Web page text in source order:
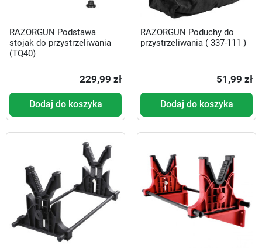
RAZORGUN Podstawa
stojak do przystrzeliwania
(TQ40)
229,99 zł
Dodaj do koszyka
RAZORGUN Poduchy do
przystrzeliwania ( 337-111 )
51,99 zł
Dodaj do koszyka